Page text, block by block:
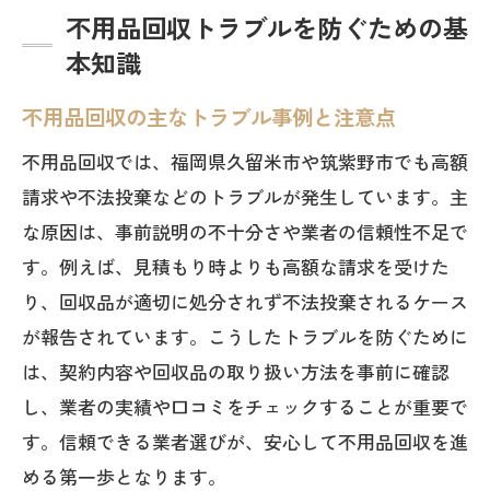
は
適切な不用品回収手順でトラブル回避を
久留米市・筑紫野市で回収時に注意すべき点
地域別に異なる不用品回収のルールを解
説
久留米市・筑紫野市で回収時の確認事項
不用品回収を依頼する前に必ず行うべき
準備
トラブルを防ぐための不用品回収利用の
流れ
地元で安心な不用品回収の選び方とは
悪質な不用品回収業者の見極め方を徹底解説
不用品回収トラブルを防ぐための基
本知識
不用品回収の主なトラブル事例と注意点
不用品回収では、福岡県久留米市や筑紫野市でも高額
請求や不法投棄などのトラブルが発生しています。主
な原因は、事前説明の不十分さや業者の信頼性不足で
す。例えば、見積もり時よりも高額な請求を受けた
り、回収品が適切に処分されず不法投棄されるケース
が報告されています。こうしたトラブルを防ぐために
は、契約内容や回収品の取り扱い方法を事前に確認
し、業者の実績や口コミをチェックすることが重要で
す。信頼できる業者選びが、安心して不用品回収を進
める第一歩となります。